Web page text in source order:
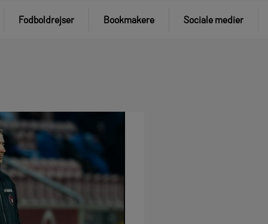
Fodboldrejser Bookmakere Sociale medier